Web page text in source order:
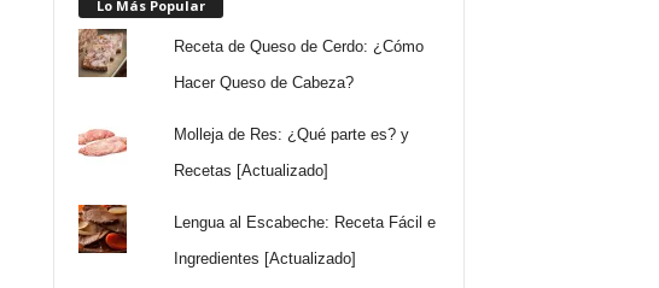
Lo Más Popular
Receta de Queso de Cerdo: ¿Cómo
Hacer Queso de Cabeza?
Molleja de Res: ¿Qué parte es? y
Recetas [Actualizado]
Lengua al Escabeche: Receta Fácil e
Ingredientes [Actualizado]